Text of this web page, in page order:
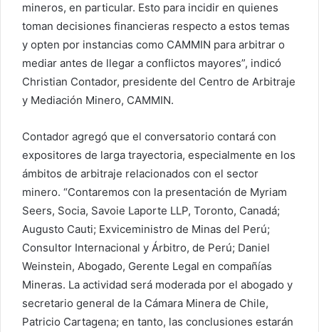
mineros, en particular. Esto para incidir en quienes
toman decisiones financieras respecto a estos temas
y opten por instancias como CAMMIN para arbitrar o
mediar antes de llegar a conflictos mayores”, indicó
Christian Contador, presidente del Centro de Arbitraje
y Mediación Minero, CAMMIN.
Contador agregó que el conversatorio contará con
expositores de larga trayectoria, especialmente en los
ámbitos de arbitraje relacionados con el sector
minero. “Contaremos con la presentación de Myriam
Seers, Socia, Savoie Laporte LLP, Toronto, Canadá;
Augusto Cauti; Exviceministro de Minas del Perú;
Consultor Internacional y Árbitro, de Perú; Daniel
Weinstein, Abogado, Gerente Legal en compañías
Mineras. La actividad será moderada por el abogado y
secretario general de la Cámara Minera de Chile,
Patricio Cartagena; en tanto, las conclusiones estarán